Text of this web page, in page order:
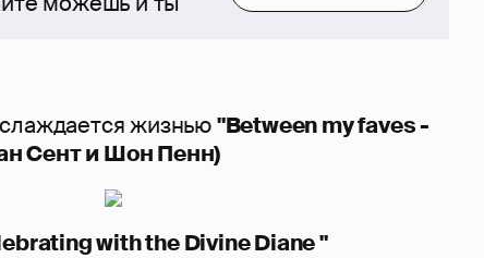
жизнью"Between my faves -
Сент и Шон Пенн)
with the Divine Diane "